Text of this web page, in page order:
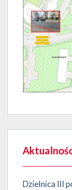
Dzielnica III